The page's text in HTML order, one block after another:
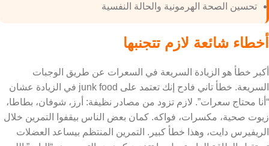
تحسين الصحة الهرمونية والحالة النفسية
أخطاء شائعة لازم تتجنبها
أكبر خطأ هو الزيادة السريعة في السعرات عن طريق الوجبات
السريعة. خطأ تاني فادح إنك تعتمد على junk food في الزيادة عشان
“أنا محتاج سعرات”. لازم تزود من مصادر نظيفة: أرز، شوفان، بطاطا،
زيوت صحية، مكسرات، فواكه. كمان بعض الناس بيقفوا التمرين خلال
الريفيرس دايت، وهذا خطأ كبير. التمرين المنتظم بيساعد العضلات